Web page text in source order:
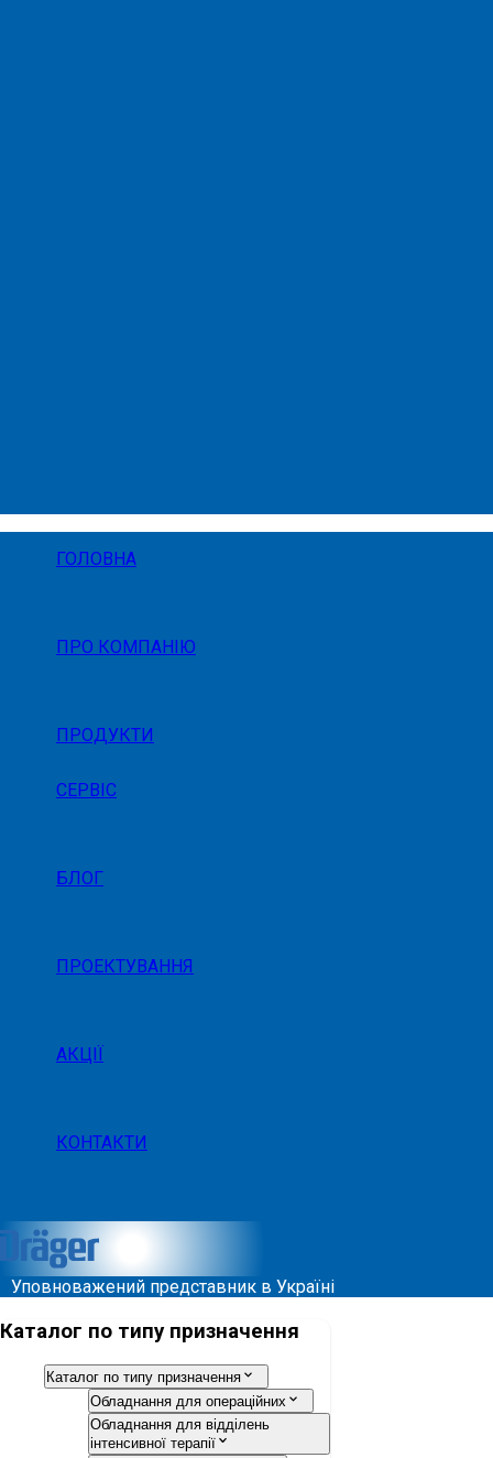
ГОЛОВНА
ПРО КОМПАНІЮ
ПРОДУКТИ
СЕРВІС
БЛОГ
ПРОЕКТУВАННЯ
АКЦІЇ
КОНТАКТИ
Уповноважений представник в Україні
Каталог по типу призначення
Каталог по типу призначення
Обладнання для операційних
Обладнання для відділень
інтенсивної терапії